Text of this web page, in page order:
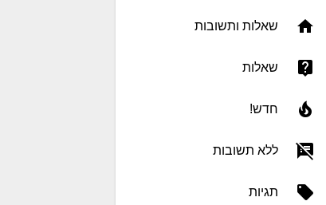
שאלות ותשובות
שאלות
חדש!
ללא תשובות
תגיות